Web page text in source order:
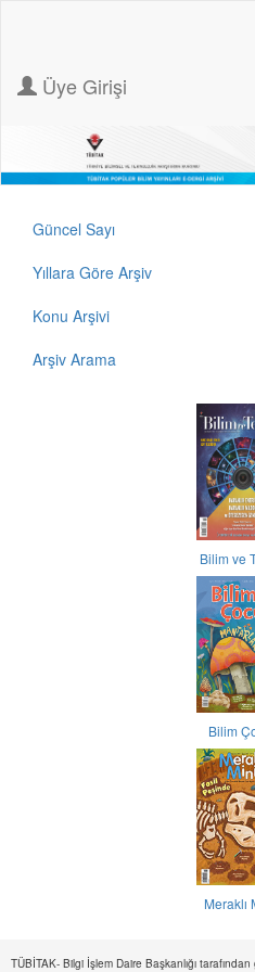
Üye Girişi
Güncel Sayı
Yıllara Göre Arşiv
Konu Arşivi
Arşiv Arama
Bilim ve
Bilim
Meraklı
TÜBİTAK- Bilgi İşlem Daire Başkanlığı